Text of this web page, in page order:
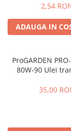
acumulator
Generatoare
Automatizari
Generatoare
2,54
ADAUGA IN
ProGARDEN
80W-90 Ulei
35,00